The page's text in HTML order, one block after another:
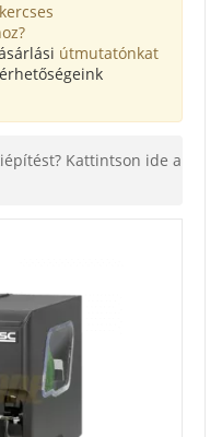
útmutatónkat
Kattintson ide a